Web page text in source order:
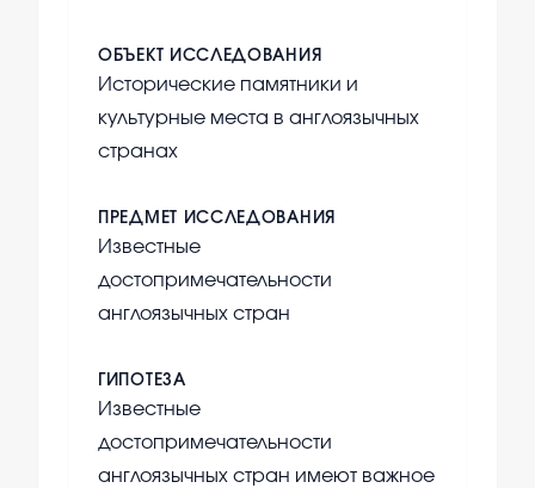
ОБЪЕКТ ИССЛЕДОВАНИЯ
Исторические памятники и
культурные места в англоязычных
странах
ПРЕДМЕТ ИССЛЕДОВАНИЯ
Известные
достопримечательности
англоязычных стран
ГИПОТЕЗА
Известные
достопримечательности
англоязычных стран имеют важное